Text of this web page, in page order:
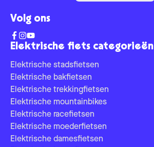
Elektrische fiets categorieën
Elektrische stadsfietsen
Elektrische bakfietsen
Elektrische trekkingfietsen
Elektrische mountainbikes
Elektrische racefietsen
Elektrische moederfietsen
Elektrische damesfietsen
Volg ons